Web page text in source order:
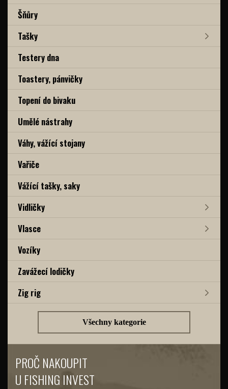
Šňůry
Tašky
Testery dna
Toastery, pánvičky
Topení do bivaku
Umělé nástrahy
Váhy, vážící stojany
Vařiče
Vážící tašky, saky
Vidličky
Vlasce
Vozíky
Zavážecí lodičky
Zig rig
Všechny kategorie
PROČ NAKOUPIT
U FISHING INVEST